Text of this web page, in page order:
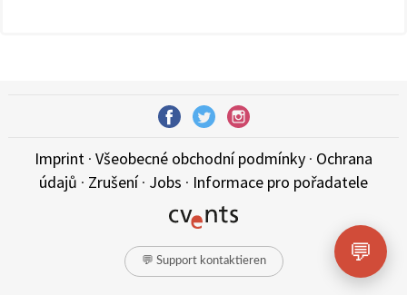
Imprint · Všeobecné obchodní podmínky · Ochrana
údajů · Zrušení· Jobs · Informace pro pořadatele
💬 Support kontaktieren 💬